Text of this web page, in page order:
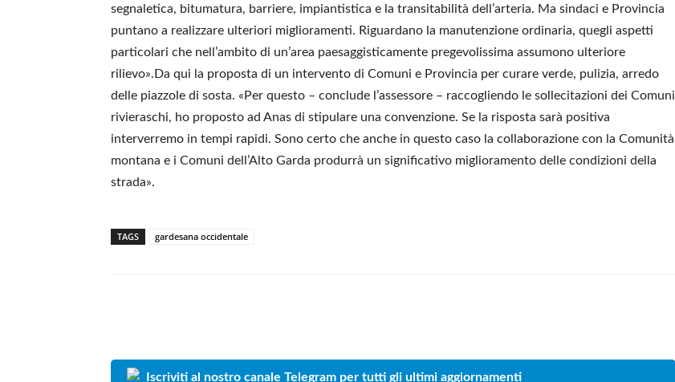
segnaletica, bitumatura, barriere, impiantistica e la transitabilità dell’arteria. Ma sindaci e Provincia
puntano a realizzare ulteriori miglioramenti. Riguardano la manutenzione ordinaria, quegli aspetti
particolari che nell’ambito di un’area paesaggisticamente pregevolissima assumono ulteriore
rilievo».Da qui la proposta di un intervento di Comuni e Provincia per curare verde, pulizia, arredo
delle piazzole di sosta. «Per questo – conclude l’assessore – raccogliendo le sollecitazioni dei Comuni
rivieraschi, ho proposto ad Anas di stipulare una convenzione. Se la risposta sarà positiva
interverremo in tempi rapidi. Sono certo che anche in questo caso la collaborazione con la Comunità
montana e i Comuni dell’Alto Garda produrrà un significativo miglioramento delle condizioni della
strada».
TAGS gardesana occidentale
Iscriviti al nostro canale Telegram per tutti gli ultimi aggiornamenti